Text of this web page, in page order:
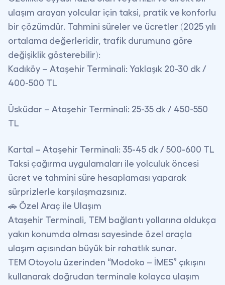
ulaşım arayan yolcular için taksi, pratik ve konforlu
bir çözümdür. Tahmini süreler ve ücretler (2025 yılı
ortalama değerleridir, trafik durumuna göre
değişiklik gösterebilir):
Kadıköy – Ataşehir Terminali: Yaklaşık 20-30 dk /
400-500 TL
Üsküdar – Ataşehir Terminali: 25-35 dk / 450-550
TL
Kartal – Ataşehir Terminali: 35-45 dk / 500-600 TL
Taksi çağırma uygulamaları ile yolculuk öncesi
ücret ve tahmini süre hesaplaması yaparak
sürprizlerle karşılaşmazsınız.
🚗 Özel Araç ile Ulaşım
Ataşehir Terminali, TEM bağlantı yollarına oldukça
yakın konumda olması sayesinde özel araçla
ulaşım açısından büyük bir rahatlık sunar.
TEM Otoyolu üzerinden “Modoko – İMES” çıkışını
kullanarak doğrudan terminale kolayca ulaşım